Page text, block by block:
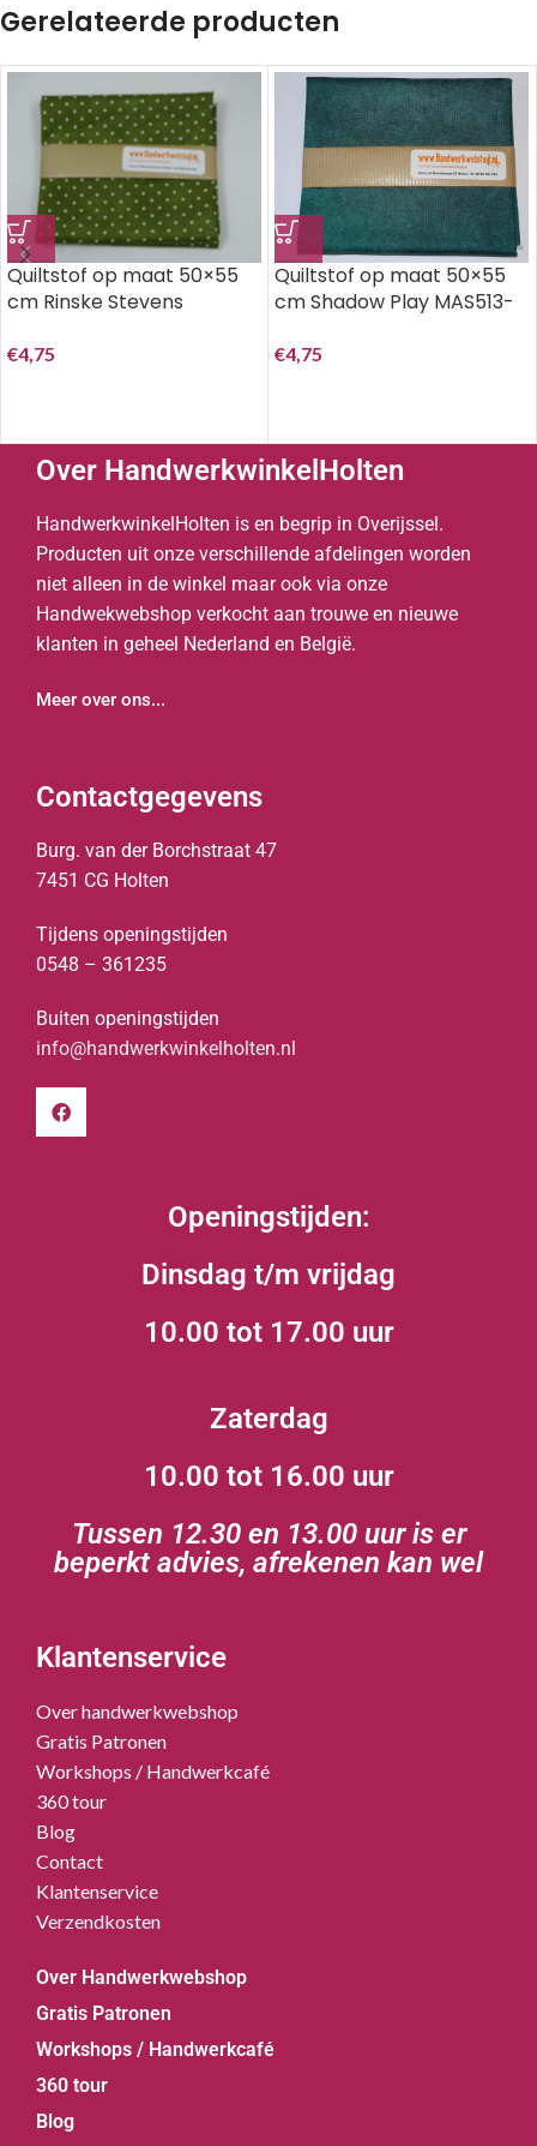
Gerelateerde producten
Quiltstof op maat 50×55
cm Rinske Stevens
basics 609 G4
€4,75
Quiltstof op maat 50×55
cm Shadow Play MAS513-
€4,75
Over HandwerkwinkelHolten
HandwerkwinkelHolten is en begrip in Overijssel.
Producten uit onze verschillende afdelingen worden
niet alleen in de winkel maar ook via onze
Handwekwebshop verkocht aan trouwe en nieuwe
klanten in geheel Nederland en België.
Meer over ons...
Contactgegevens
Burg. van der Borchstraat 47
7451 CG Holten
Tijdens openingstijden
0548 – 361235
Buiten openingstijden
info@handwerkwinkelholten.nl
Openingstijden:
Dinsdag t/m vrijdag
10.00 tot 17.00 uur
Zaterdag
10.00 tot 16.00 uur
Tussen 12.30 en 13.00 uur is er
beperkt advies, afrekenen kan wel
Klantenservice
Over handwerkwebshop
Gratis Patronen
Workshops / Handwerkcafé
360 tour
Blog
Contact
Klantenservice
Verzendkosten
Over Handwerkwebshop
Gratis Patronen
Workshops / Handwerkcafé
360 tour
Blog